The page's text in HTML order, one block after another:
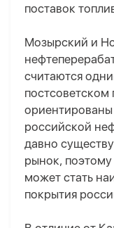
поставок
Мозырский и
считаются
постсоветском
российской
давно
рынок,
может стать
покрытия